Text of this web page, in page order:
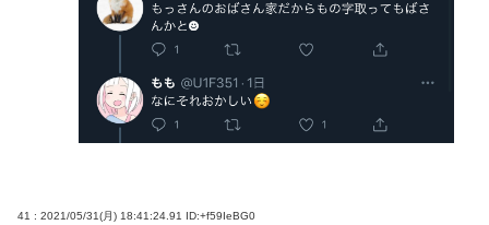
41 : 2021/05/31(月) 18:41:24.91 ID:+f59IeBG0